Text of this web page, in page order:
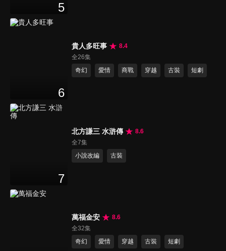
5
6
貴人多旺事
8.4
全26集
奇幻
愛情 商戰 穿越 古裝 短劇
7
北方謙三 水滸傳
8.6
全7集
小說改編
古裝
萬福金安
8.6
全32集
奇幻
愛情 穿越 古裝 短劇